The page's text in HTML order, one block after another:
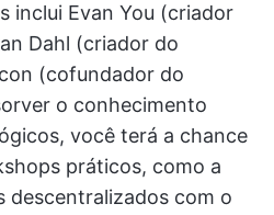
inclui Evan You (criador
Dahl (criador do
(cofundador do
o conhecimento
você terá a chance
práticos, como a
descentralizados com o